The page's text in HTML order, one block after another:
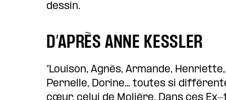
dessin.
D’APRÈS ANNE KESSLER
“Louison, Agnès, Armande,
Pernelle, Dorine… toutes si